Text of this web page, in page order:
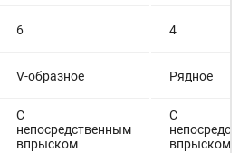
6 4
V-образное Рядное
С
непосредственным
впрыском
С
впрыском